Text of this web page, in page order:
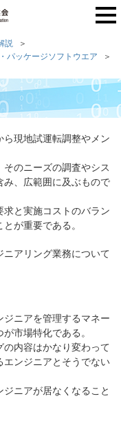
説
パッケージソフトウエア
現地試運転調整やメン
のニーズの調査やシス
み、広範囲に及ぶもので
と実施コストのバラン
が重要である。
アリング業務について
ニアを管理するマネー
市場特化である。
内容はかなり変わって
エンジニアとそうでない
ニアが居なくなること